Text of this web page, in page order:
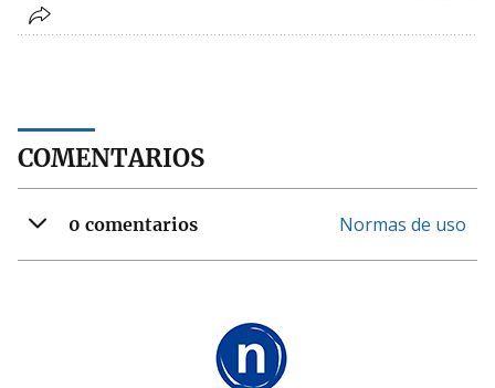
COMENTARIOS
0 comentarios Normas de uso